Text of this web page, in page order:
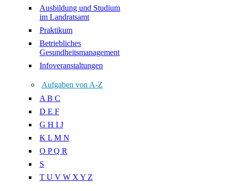
Ausbildung und Studium
im Landratsamt
Praktikum
Betriebliches
Gesundheitsmanagement
Infoveranstaltungen
Aufgaben von A-Z
A B C
D E F
G H I J
K L M N
O P Q R
S
T U V W X Y Z